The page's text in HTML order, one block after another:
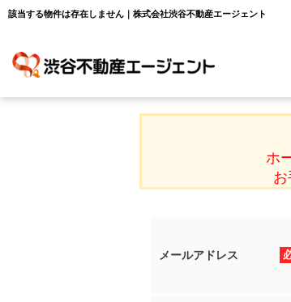
該当する物件は存在しません｜株式会社渋谷不動産エージェント
ホ
お
メールアドレス